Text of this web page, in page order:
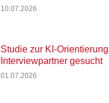
10.07.2026
Studie zur KI-
Interviewpartner gesucht
01.07.2026